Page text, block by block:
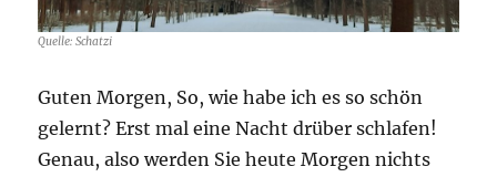
oder
bremsen?
Quelle: Schatzi
Guten Morgen, So, wie habe ich es so schön
gelernt? Erst mal eine Nacht drüber schlafen!
Genau, also werden Sie heute Morgen nichts